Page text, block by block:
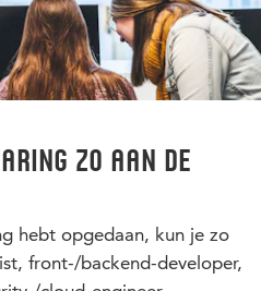
zo aan de
hebt opgedaan, kun je zo
front-/backend-developer,